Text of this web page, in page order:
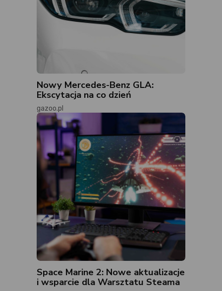
Nowy Mercedes-Benz GLA:
Ekscytacja na co dzień
gazoo.pl
Space Marine 2: Nowe aktualizacje
i wsparcie dla Warsztatu Steama